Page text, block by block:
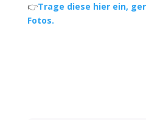
👉Trage diese hier ein,
Fotos.